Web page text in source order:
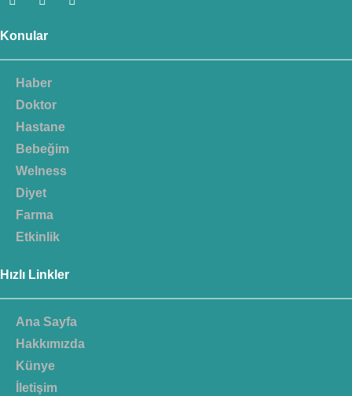
Konular
Haber
Doktor
Hastane
Bebeğim
Welness
Diyet
Farma
Etkinlik
Hızlı Linkler
Ana Sayfa
Hakkımızda
Künye
İletişim